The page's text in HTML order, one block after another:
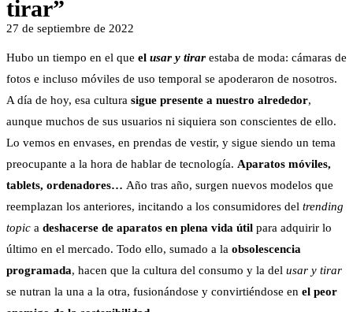
tirar”
27 de septiembre de 2022
Hubo un tiempo en el que el usar y tirar estaba de moda: cámaras de
fotos e incluso móviles de uso temporal se apoderaron de nosotros.
A día de hoy, esa cultura sigue presente a nuestro alrededor,
aunque muchos de sus usuarios ni siquiera son conscientes de ello.
Lo vemos en envases, en prendas de vestir, y sigue siendo un tema
preocupante a la hora de hablar de tecnología. Aparatos móviles,
tablets, ordenadores… Año tras año, surgen nuevos modelos que
reemplazan los anteriores, incitando a los consumidores del trending
topic a deshacerse de aparatos en plena vida útil para adquirir lo
último en el mercado. Todo ello, sumado a la obsolescencia
programada, hacen que la cultura del consumo y la del usar y tirar
se nutran la una a la otra, fusionándose y convirtiéndose en el peor